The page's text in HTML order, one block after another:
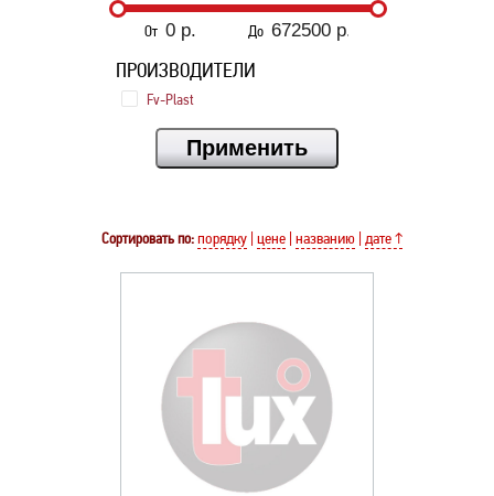
От До
ПРОИЗВОДИТЕЛИ
Fv-Plast
Сортировать по: порядку цене названию дате ↑